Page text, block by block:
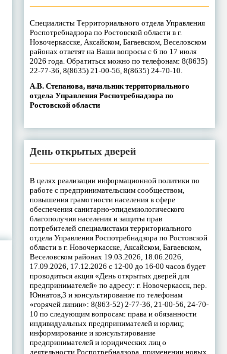
Специалисты Территориального отдела Управления
Роспотребнадзора по Ростовской области в г.
Новочеркасске, Аксайском, Багаевском, Веселовском
районах ответят на Ваши вопросы с 6 по 17 июля
2026 года. Обратиться можно по телефонам: 8(8635)
22-77-36, 8(8635) 21-00-56, 8(8635) 24-70-10.
А.В. Степанова, начальник территориального
отдела Управления Роспотребнадзора по
Ростовской области
День открытых дверей
В целях реализации информационной политики по
работе с предпринимательским сообществом,
повышения грамотности населения в сфере
обеспечения санитарно-эпидемиологического
благополучия населения и защиты прав
потребителей специалистами территориального
отдела Управления Роспотребнадзора по Ростовской
области в г. Новочеркасске, Аксайском, Багаевском,
Веселовском районах 19.03.2026, 18.06.2026,
17.09.2026, 17.12.2026 с 12-00 до 16-00 часов будет
проводиться акция «День открытых дверей для
предпринимателей» по адресу: г. Новочеркасск, пер.
Юннатов,3 и консультирование по телефонам
«горячей линии»: 8(863-52) 2-77-36, 21-00-56, 24-70-
10 по следующим вопросам: права и обязанности
индивидуальных предпринимателей и юрлиц;
информирование и консультирование
предпринимателей и юридических лиц о
деятельности Роспотребнадзора, применении новых